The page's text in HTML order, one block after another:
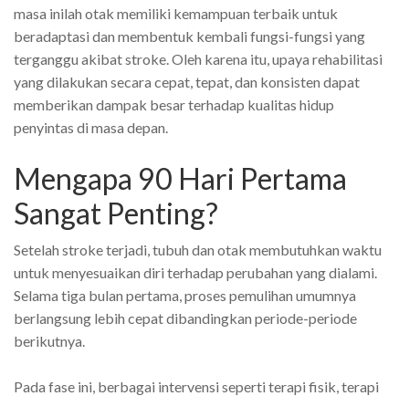
masa inilah otak memiliki kemampuan terbaik untuk
beradaptasi dan membentuk kembali fungsi-fungsi yang
terganggu akibat stroke. Oleh karena itu, upaya rehabilitasi
yang dilakukan secara cepat, tepat, dan konsisten dapat
memberikan dampak besar terhadap kualitas hidup
penyintas di masa depan.
Mengapa 90 Hari Pertama
Sangat Penting?
Setelah stroke terjadi, tubuh dan otak membutuhkan waktu
untuk menyesuaikan diri terhadap perubahan yang dialami.
Selama tiga bulan pertama, proses pemulihan umumnya
berlangsung lebih cepat dibandingkan periode-periode
berikutnya.
Pada fase ini, berbagai intervensi seperti terapi fisik, terapi